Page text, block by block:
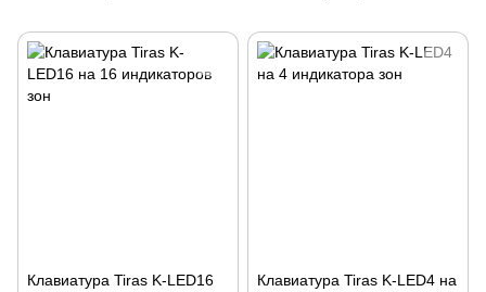
Клавиатура Tiras K-LED16
Клавиатура Tiras K-LED4 на